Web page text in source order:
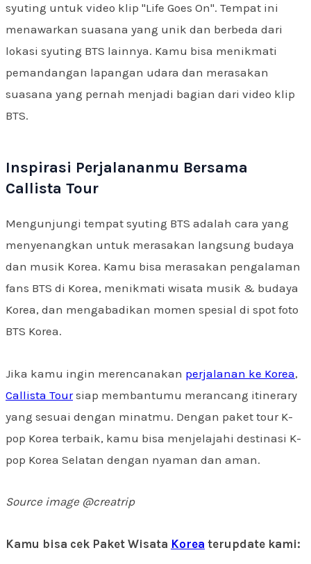
syuting untuk video klip "Life Goes On". Tempat ini
menawarkan suasana yang unik dan berbeda dari
lokasi syuting BTS lainnya. Kamu bisa menikmati
pemandangan lapangan udara dan merasakan
suasana yang pernah menjadi bagian dari video klip
BTS.
Inspirasi Perjalananmu Bersama
Callista Tour
Mengunjungi tempat syuting BTS adalah cara yang
menyenangkan untuk merasakan langsung budaya
dan musik Korea. Kamu bisa merasakan pengalaman
fans BTS di Korea, menikmati wisata musik & budaya
Korea, dan mengabadikan momen spesial di spot foto
BTS Korea.
Jika kamu ingin merencanakan perjalanan ke Korea,
Callista Toursiap membantumu merancang itinerary
yang sesuai dengan minatmu. Dengan paket tour K-
pop Korea terbaik, kamu bisa menjelajahi destinasi K-
pop Korea Selatan dengan nyaman dan aman.
Source image @creatrip
Kamu bisa cek Paket Wisata Korea terupdate kami: